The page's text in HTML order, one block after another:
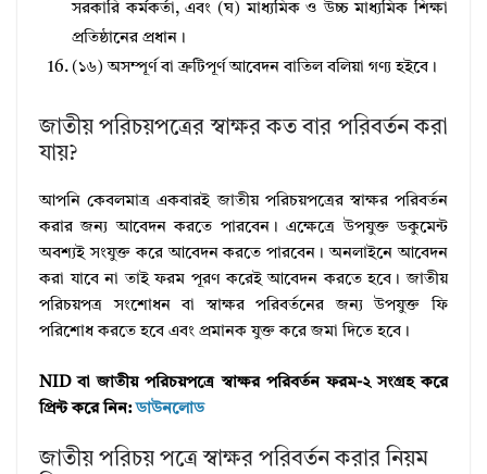
সরকারি কর্মকর্তা, এবং (ঘ) মাধ্যমিক ও উচ্চ মাধ্যমিক শিক্ষা
প্রতিষ্ঠানের প্রধান।
(১৬) অসম্পূর্ণ বা ত্রুটিপূর্ণ আবেদন বাতিল বলিয়া গণ্য হইবে।
জাতীয় পরিচয়পত্রের স্বাক্ষর কত বার পরিবর্তন করা
যায়?
আপনি কেবলমাত্র একবারই জাতীয় পরিচয়পত্রের স্বাক্ষর পরিবর্তন
করার জন্য আবেদন করতে পারবেন। এক্ষেত্রে উপযুক্ত ডকুমেন্ট
অবশ্যই সংযুক্ত করে আবেদন করতে পারবেন। অনলাইনে আবেদন
করা যাবে না তাই ফরম পূরণ করেই আবেদন করতে হবে। জাতীয়
পরিচয়পত্র সংশোধন বা স্বাক্ষর পরিবর্তনের জন্য উপযুক্ত ফি
পরিশোধ করতে হবে এবং প্রমানক যুক্ত করে জমা দিতে হবে।
NID বা জাতীয় পরিচয়পত্রে স্বাক্ষর পরিবর্তন ফরম-২ সংগ্রহ করে
প্রিন্ট করে নিন:ডাউনলোড
জাতীয় পরিচয় পত্রে স্বাক্ষর পরিবর্তন করার নিয়ম